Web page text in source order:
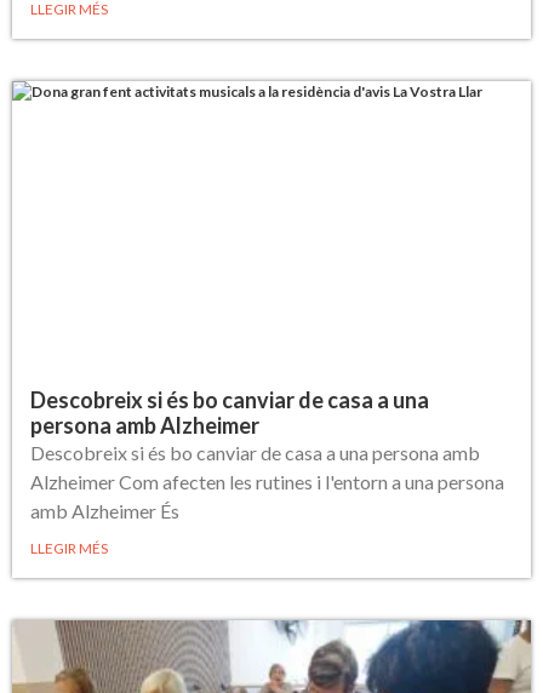
LLEGIR MÉS
Descobreix si és bo canviar de casa a una
persona amb Alzheimer
Descobreix si és bo canviar de casa a una persona amb
Alzheimer Com afecten les rutines i l'entorn a una persona
amb Alzheimer És
LLEGIR MÉS